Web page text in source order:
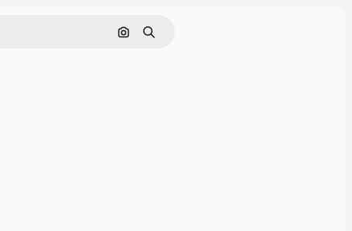
Pesquisar por imagem
Buscar